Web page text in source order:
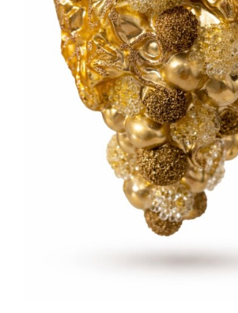
Traditionell
Weihnachtsmänner
Premium Qualität
Gold und Silber
Kinderwelt
Mini Formen und Figuren
Herzen
MANUFAKTUREN